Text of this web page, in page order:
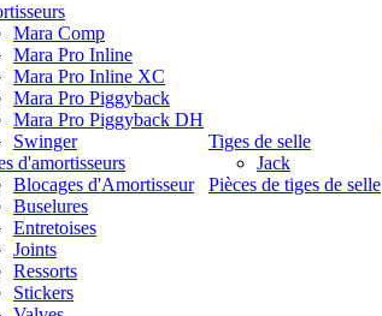
Mara Comp
Mara Pro Inline
Mara Pro Inline XC
Mara Pro Piggyback
Mara Pro Piggyback DH
Swinger
d'amortisseurs
Blocages d'Amortisseur
Buselures
Entretoises
Joints
Ressorts
Stickers
Tiges de selle
Jack
Pièces de tiges de selle